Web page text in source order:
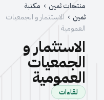
منتجات ثمين › مكتبة
ثمين › الاستثمار و الجمعيات
العمومية
الاستثمار و
الجمعيات
العمومية
لقاءات